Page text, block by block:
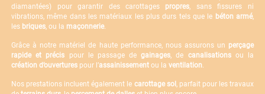
diamantées) pour garantir des carottages propres, sans fissures ni
vibrations, même dans les matériaux les plus durs tels que le béton armé,
les briques, ou la maçonnerie.
Grâce à notre matériel de haute performance, nous assurons un perçage
rapide et précis pour le passage degainages, de canalisationsou la
création d’ouvertures pour l’assainissement ou laventilation.
Nos prestations incluent également le carottage sol , parfait pour les travaux